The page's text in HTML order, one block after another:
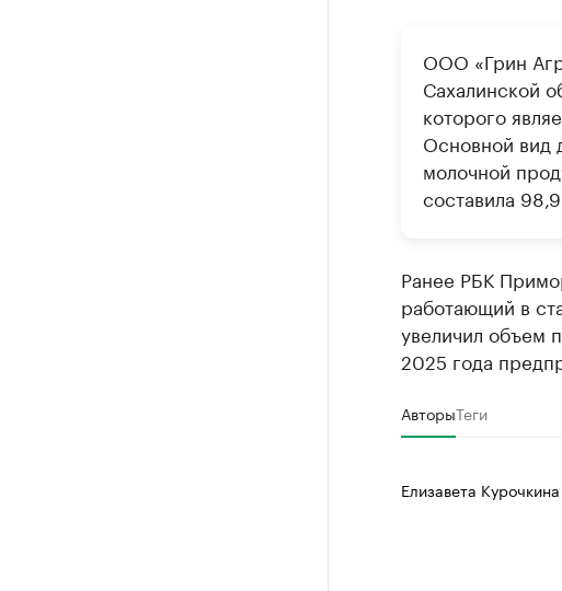
ООО «Грин
Сахалинской
которого
Основной вид
молочной
составила
Ранее РБК
работающий в
увеличил объем
2025 года
АвторыТеги
Елизавета Курочкина